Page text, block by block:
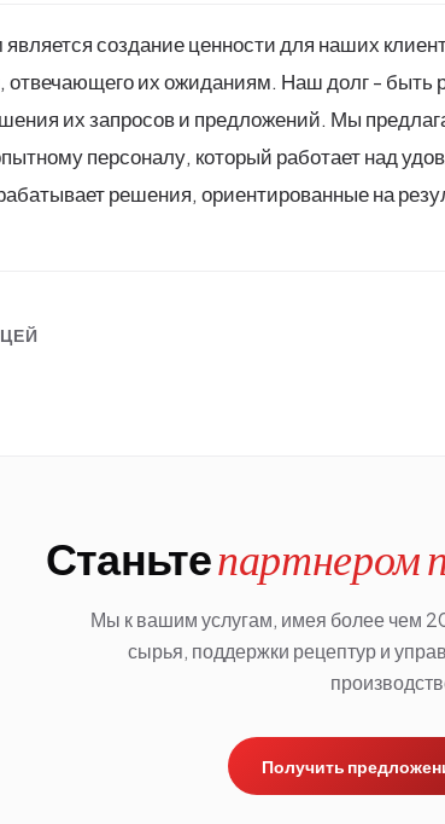
создание ценности для наших
отвечающего их ожиданиям. Наш долг -
их запросов и предложений. Мы
персоналу, который работает над
решения, ориентированные на
Станьтепартнером
Мы к вашим услугам, имея более чем
сырья, поддержки рецептур и
Получить